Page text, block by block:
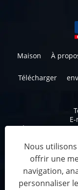
Maison À
Télécharger
Adresse:N ° 629,
Copyright © 2023
rideau jetable,
Nous
offrir une
navigation,
personnaliser